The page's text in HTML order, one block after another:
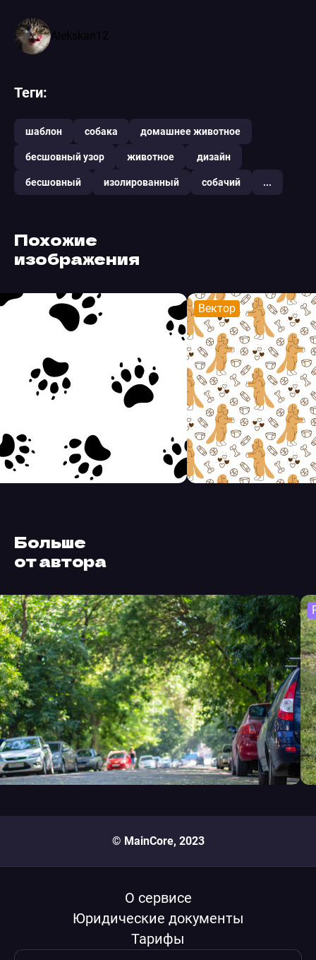
Alekskan12
Теги:
шаблон собака домашнее животное
бесшовный узор животное дизайн
бесшовный изолированный собачий ...
Похожие
изображения
Вектор
Больше
от автора
© MainCore, 2023
О сервисе
Юридические документы
Тарифы